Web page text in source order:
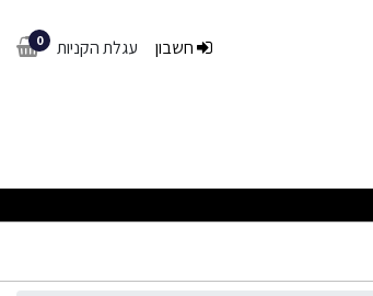
0 עגלת הקניות חשבון